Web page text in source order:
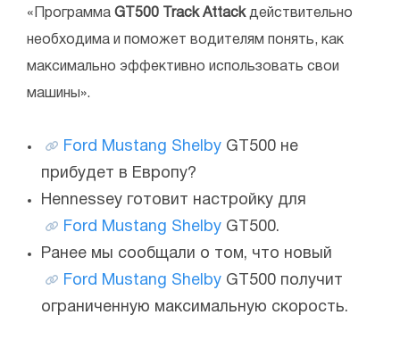
«Программа GT500 Track Attackдействительно
необходима и поможет водителям понять, как
максимально эффективно использовать свои
машины».
Ford Mustang Shelby GT500 не
прибудет в Европу?
Hennessey готовит настройку для
Ford Mustang Shelby GT500.
Ранее мы сообщали о том, что новый
Ford Mustang Shelby GT500 получит
ограниченную максимальную скорость.